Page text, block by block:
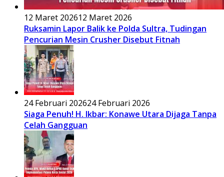
12 Maret 202612 Maret 2026
Ruksamin Lapor Balik ke Polda Sultra, Tudingan
Pencurian Mesin Crusher Disebut Fitnah
24 Februari 202624 Februari 2026
Siaga Penuh! H. Ikbar: Konawe Utara Dijaga Tanpa
Celah Gangguan